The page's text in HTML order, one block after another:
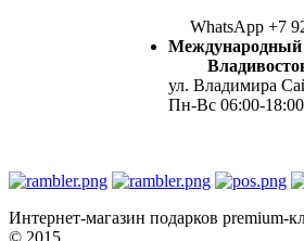
WhatsApp +7
Международный
ул. Владимира
Пн-Вс 06:00-18:00
Интернет-магазин подарков premium-
© 2015